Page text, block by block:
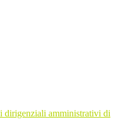
dirigenziali amministrativi di